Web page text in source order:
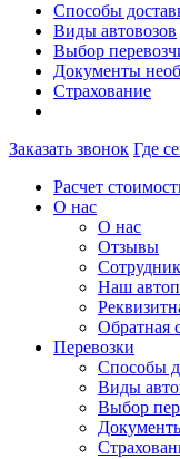
Способы
Виды автовозов
Выбор
Документы
Страхование
Заказать звонок Где
Расчет
О нас
О нас
Отзывы
Наш
Обратная
Перевозки
Способы
Виды
Выбор